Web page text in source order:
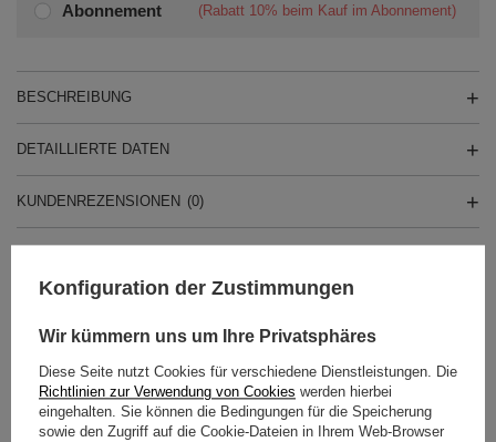
Abonnement (Rabatt 10% beim Kauf im Abonnement)
BESCHREIBUNG
DETAILLIERTE DATEN
KUNDENREZENSIONEN (0)
Brauchen Sie Hilfe? Haben Sie Fragen?
umgehend antworten und die
andere veröffentlichen.
Stelle eine Frage
Konfiguration der Zustimmungen
Wir kümmern uns um Ihre Privatsphäres
Diese Seite nutzt Cookies für verschiedene Dienstleistungen. Die
Richtlinien zur Verwendung von Cookies werden hierbei
eingehalten. Sie können die Bedingungen für die Speicherung
sowie den Zugriff auf die Cookie-Dateien in Ihrem Web-Browser